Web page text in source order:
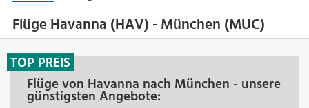
Flüge Havanna (HAV) - München (MUC)
Flüge von Havanna nach München - unsere
günstigsten Angebote:
TOP PREIS